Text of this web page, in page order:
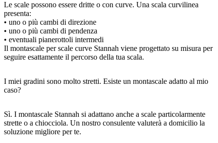
Le scale possono essere dritte o con curve. Una scala curvilinea
presenta:
• uno o più cambi di direzione
• uno o più cambi di pendenza
• eventuali pianerottoli intermedi
Il montascale per scale curve Stannah viene progettato su misura per
seguire esattamente il percorso della tua scala.
I miei gradini sono molto stretti. Esiste un montascale adatto al mio
caso?
Sì. I montascale Stannah si adattano anche a scale particolarmente
strette o a chiocciola. Un nostro consulente valuterà a domicilio la
soluzione migliore per te.